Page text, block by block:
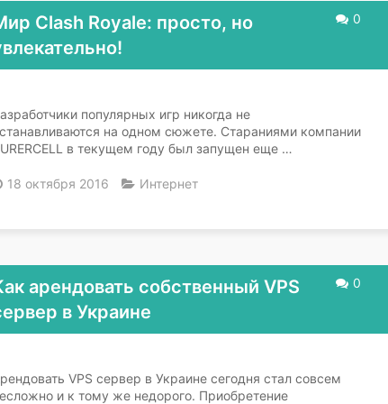
0
Clash Royale: просто, но
популярных игр никогда не
на одном сюжете. Стараниями компании
в текущем году был запущен еще …
18 октября 2016 Интернет
0
арендовать собственный VPS
в Украине
VPS сервер в Украине сегодня стал совсем
и к тому же недорого. Приобретение